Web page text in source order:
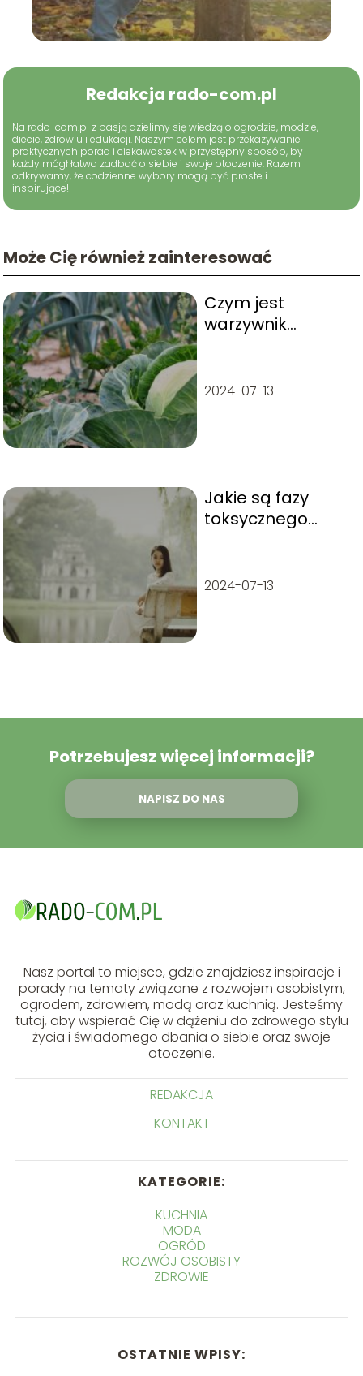
Redakcja rado-com.pl
Na rado-com.pl z pasją dzielimy się wiedzą o ogrodzie, modzie,
diecie, zdrowiu i edukacji. Naszym celem jest przekazywanie
praktycznych porad i ciekawostek w przystępny sposób, by
każdy mógł łatwo zadbać o siebie i swoje otoczenie. Razem
odkrywamy, że codzienne wybory mogą być proste i
inspirujące!
Może Cię również zainteresować
Czym jest
warzywnik
2024-07-13
Jakie są fazy
toksycznego
2024-07-13
Potrzebujesz więcej informacji?
NAPISZ DO NAS
Nasz portal to miejsce, gdzie znajdziesz inspiracje i
porady na tematy związane z rozwojem osobistym,
ogrodem, zdrowiem, modą oraz kuchnią. Jesteśmy
tutaj, aby wspierać Cię w dążeniu do zdrowego stylu
życia i świadomego dbania o siebie oraz swoje
otoczenie.
REDAKCJA
KONTAKT
KATEGORIE:
KUCHNIA
MODA
OGRÓD
ROZWÓJ OSOBISTY
ZDROWIE
OSTATNIE WPISY: